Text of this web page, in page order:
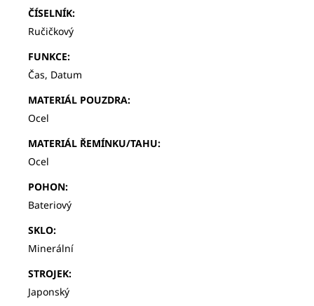
ČÍSELNÍK:
Ručičkový
FUNKCE:
Čas, Datum
MATERIÁL POUZDRA:
Ocel
MATERIÁL ŘEMÍNKU/TAHU:
Ocel
POHON:
Bateriový
SKLO:
Minerální
STROJEK:
Japonský